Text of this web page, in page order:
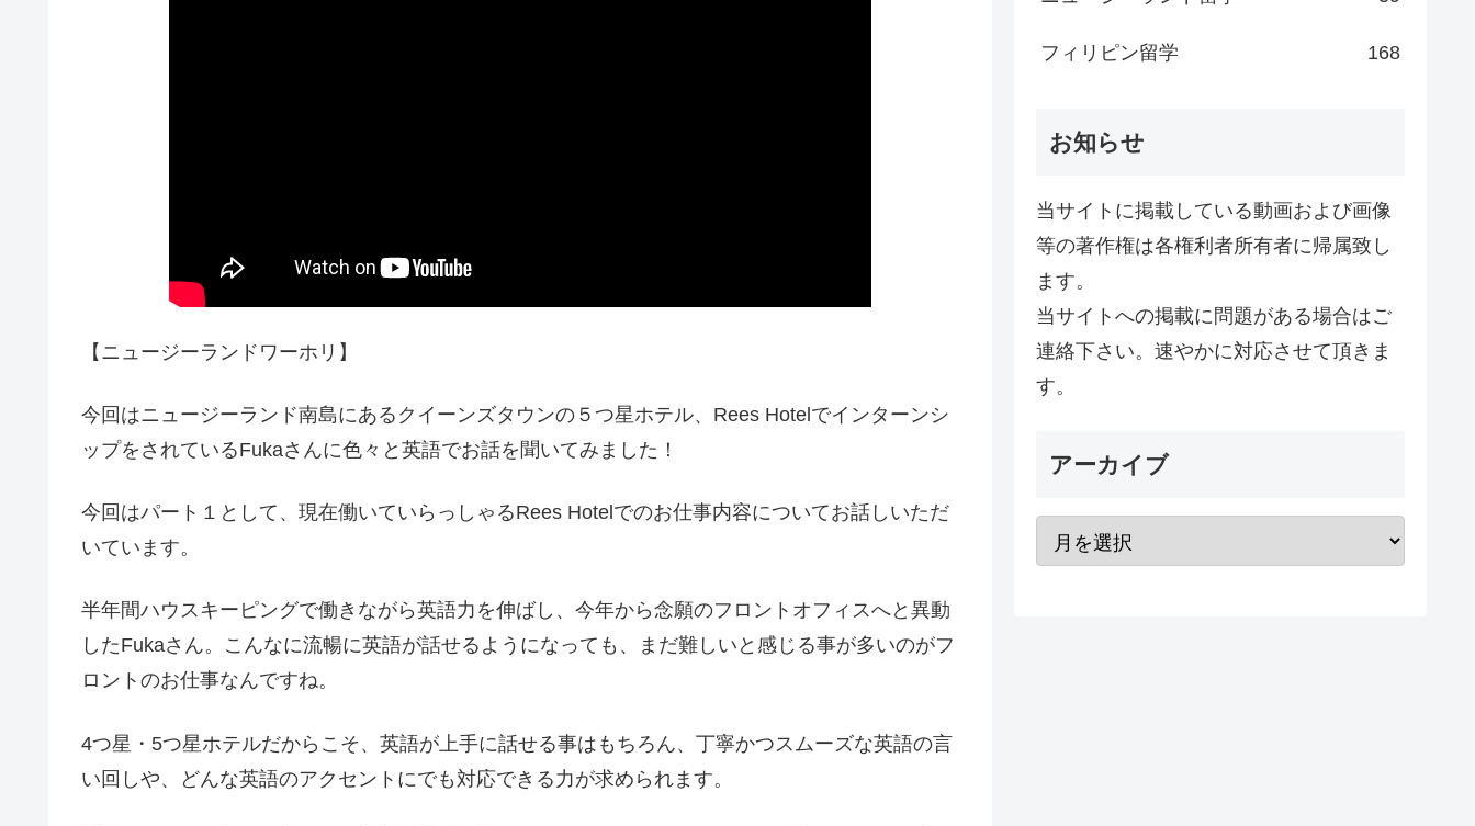
【ニュージーランドワーホリ】
今回はニュージーランド南島にあるクイーンズタウンの５つ星ホテル、Rees Hotelでインターンシ
ップをされているFukaさんに色々と英語でお話を聞いてみました！
今回はパート１として、現在働いていらっしゃるRees Hotelでのお仕事内容についてお話しいただ
いています。
半年間ハウスキーピングで働きながら英語力を伸ばし、今年から念願のフロントオフィスへと異動
したFukaさん。こんなに流暢に英語が話せるようになっても、まだ難しいと感じる事が多いのがフ
ロントのお仕事なんですね。
4つ星・5つ星ホテルだからこそ、英語が上手に話せる事はもちろん、丁寧かつスムーズな英語の言
い回しや、どんな英語のアクセントにでも対応できる力が求められます。
フィリピン留学 168
お知らせ
当サイトに掲載している動画および画像
等の著作権は各権利者所有者に帰属致し
ます。
当サイトへの掲載に問題がある場合はご
連絡下さい。速やかに対応させて頂きま
す。
アーカイブ